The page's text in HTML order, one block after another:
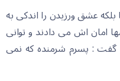
بلکه عشق ورزیدن را اندکی به
امان اش می دادند و توانی
: پسرم شرمنده که نمی